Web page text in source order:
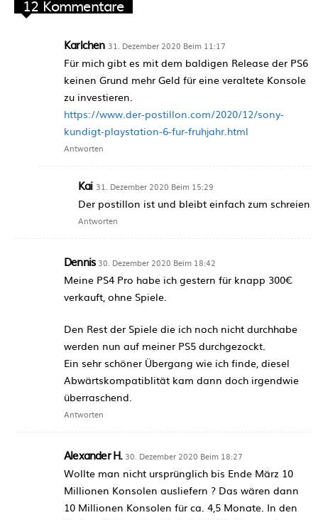
12 Kommentare
Karlchen 31. Dezember 2020 Beim 11:17
Für mich gibt es mit dem baldigen Release der PS6
keinen Grund mehr Geld für eine veraltete Konsole
zu investieren.
https://www.der-postillon.com/2020/12/sony-
kundigt-playstation-6-fur-fruhjahr.html
Antworten
Kai 31. Dezember 2020 Beim 15:29
Der postillon ist und bleibt einfach zum schreien
Antworten
Dennis 30. Dezember 2020 Beim 18:42
Meine PS4 Pro habe ich gestern für knapp 300€
verkauft, ohne Spiele.
Den Rest der Spiele die ich noch nicht durchhabe
werden nun auf meiner PS5 durchgezockt.
Ein sehr schöner Übergang wie ich finde, diesel
Abwärtskompatiblität kam dann doch irgendwie
überraschend.
Antworten
Alexander H. 30. Dezember 2020 Beim 18:27
Wollte man nicht ursprünglich bis Ende März 10
Millionen Konsolen ausliefern ? Das wären dann
10 Millionen Konsolen für ca. 4,5 Monate. In den